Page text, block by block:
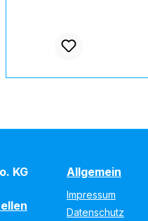
KG Allgemein
Impressum
Datenschutz